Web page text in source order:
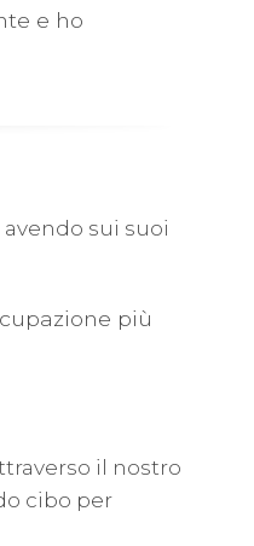
e ho
sui suoi
più
il nostro
cibo per